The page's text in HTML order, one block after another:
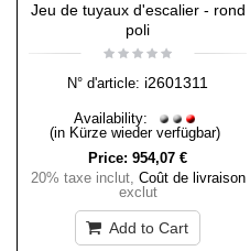
Jeu de tuyaux d'escalier - rond
poli
N° d'article: i2601311
Availability:
(in Kürze wieder verfügbar)
Price: 954,07 €
20% taxe inclut, Coût de livraison
exclut
Add to Cart